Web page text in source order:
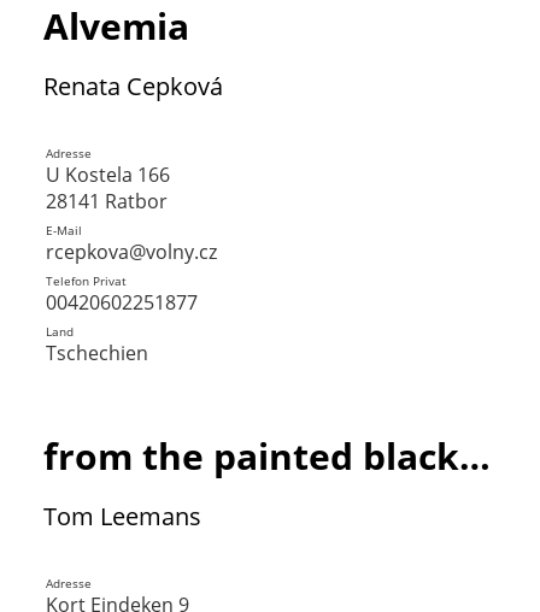
Alvemia
Renata Cepková
Adresse
U Kostela 166
28141 Ratbor
E-Mail
rcepkova@volny.cz
Telefon Privat
00420602251877
Land
Tschechien
from the painted black Giants
Tom Leemans
Adresse
Kort Eindeken 9